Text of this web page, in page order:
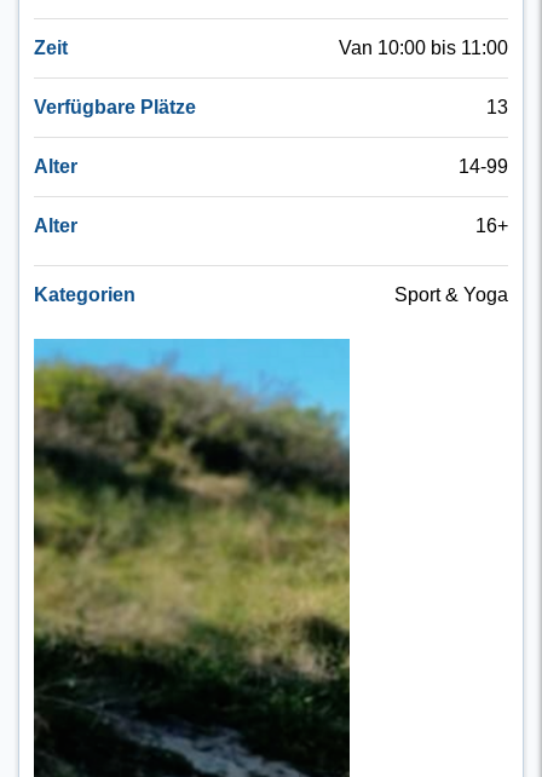
Zeit Van 10:00 bis 11:00
Verfügbare Plätze 13
Alter 14-99
Alter 16+
Kategorien Sport & Yoga